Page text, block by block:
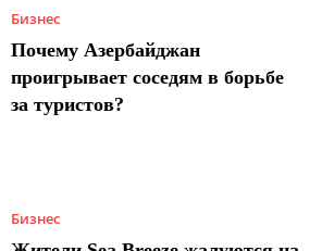
Бизнес
Почему Азербайджан
проигрывает соседям в борьбе
за туристов?
Бизнес